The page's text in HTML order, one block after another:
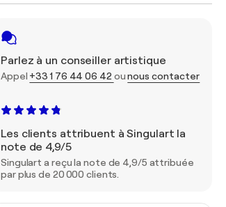
Parlez à un conseiller artistique
Appel +33 1 76 44 06 42 ounous contacter
Les clients attribuent à Singulart la
note de 4,9/5
Singulart a reçu la note de 4,9/5 attribuée
par plus de 20 000 clients.